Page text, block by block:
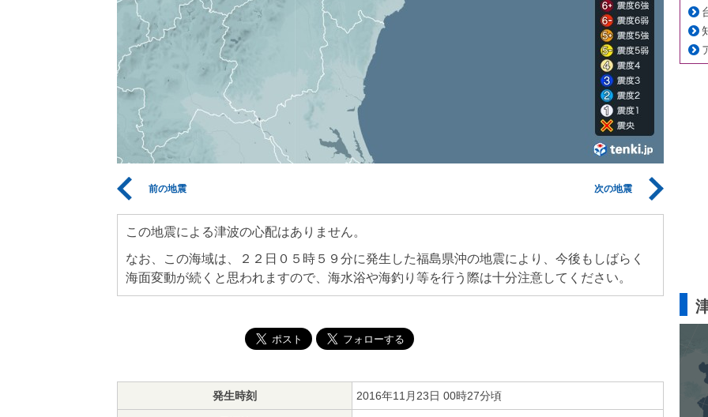
前の地震 次の地震
この地震による津波の心配はありません。
なお、この海域は、２２日０５時５９分に発生した福島県沖の地震により、今後もしばらく
海面変動が続くと思われますので、海水浴や海釣り等を行う際は十分注意してください。
発生時刻 2016年11月23日 00時27分頃